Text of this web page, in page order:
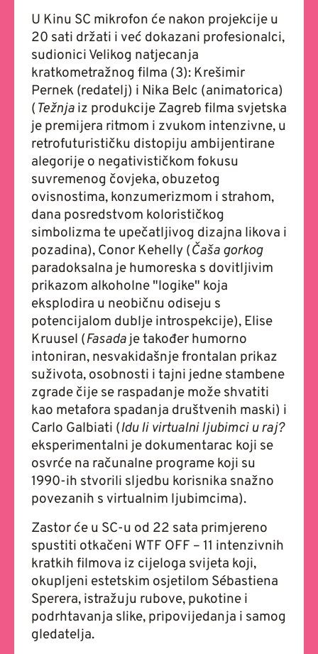
U Kinu SC mikrofon će nakon projekcije u
20 sati držati i već dokazani profesionalci,
sudionici Velikog natjecanja
kratkometražnog filma (3): Krešimir
Pernek (redatelj) i Nika Belc (animatorica)
(Težnja iz produkcije Zagreb filma svjetska
je premijera ritmom i zvukom intenzivne, u
retrofuturističku distopiju ambijentirane
alegorije o negativističkom fokusu
suvremenog čovjeka, obuzetog
ovisnostima, konzumerizmom i strahom,
dana posredstvom kolorističkog
simbolizma te upečatljivog dizajna likova i
pozadina), Conor Kehelly (Čaša gorkog
paradoksalna je humoreska s dovitljivim
prikazom alkoholne "logike" koja
eksplodira u neobičnu odiseju s
potencijalom dublje introspekcije), Elise
Kruusel (Fasada je također humorno
intoniran, nesvakidašnje frontalan prikaz
suživota, osobnosti i tajni jedne stambene
zgrade čije se raspadanje može shvatiti
kao metafora spadanja društvenih maski) i
Carlo Galbiati (Idu li virtualni ljubimci u raj?
eksperimentalni je dokumentarac koji se
osvrće na računalne programe koji su
1990-ih stvorili sljedbu korisnika snažno
povezanih s virtualnim ljubimcima).
Zastor će u SC-u od 22 sata primjereno
spustiti otkačeni WTF OFF – 11 intenzivnih
kratkih filmova iz cijeloga svijeta koji,
okupljeni estetskim osjetilom Sébastiena
Sperera, istražuju rubove, pukotine i
podrhtavanja slike, pripovijedanja i samog
gledatelja.